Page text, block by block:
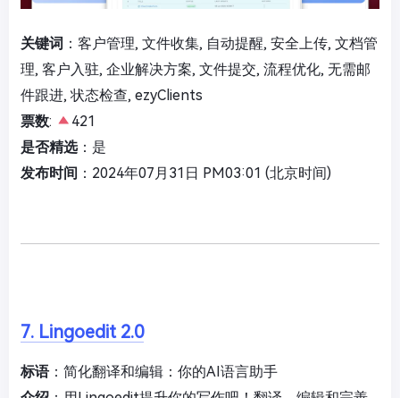
关键词 ：客户管理, 文件收集, 自动提醒, 安全上传, 文档管
理, 客户入驻, 企业解决方案, 文件提交, 流程优化, 无需邮
件跟进, 状态检查, ezyClients
票数:
421
是否精选：是
发布时间 ：2024年07月31日 PM03:01 (北京时间)
7. Lingoedit 2.0
标语：简化翻译和编辑：你的AI语言助手